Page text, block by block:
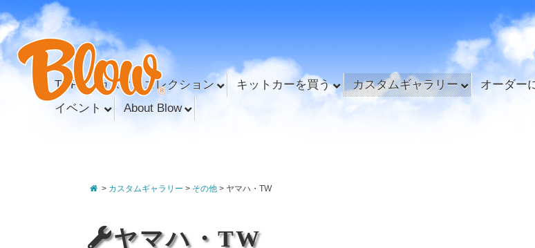
TOP カスタムコレクション キットカーを買う カスタムギャラリー オーダー
イベント
About Blow
> カスタムギャラリー > その他> ヤマハ・TW
ヤマハ・TW